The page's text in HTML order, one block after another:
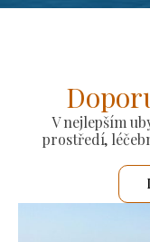
V nejlepším
prostředí,